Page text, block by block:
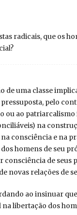
radicais, que os
de uma classe
pelo
ou ao
na
consciência e na
homens de seu
de seus
novas relações de
ao insinuar
libertação dos